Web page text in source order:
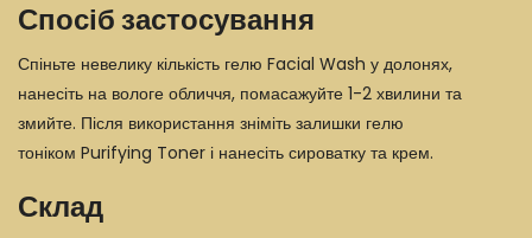
Спосіб застосування
Спіньте невелику кількість гелю Facial Wash у долонях,
нанесіть на вологе обличчя, помасажуйте 1-2 хвилини та
змийте. Після використання зніміть залишки гелю
тоніком Purifying Toner і нанесіть сироватку та крем.
Склад